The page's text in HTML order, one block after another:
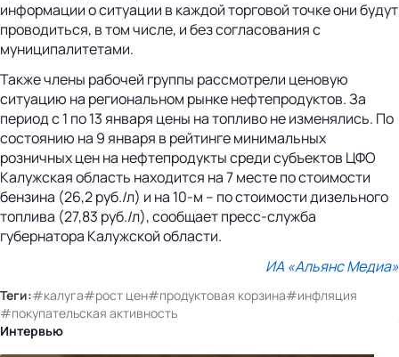
информации о ситуации в каждой торговой точке они будут
проводиться, в том числе, и без согласования с
муниципалитетами.
Также члены рабочей группы рассмотрели ценовую
ситуацию на региональном рынке нефтепродуктов. За
период с 1 по 13 января цены на топливо не изменялись. По
состоянию на 9 января в рейтинге минимальных
розничных цен на нефтепродукты среди субъектов ЦФО
Калужская область находится на 7 месте по стоимости
бензина (26,2 руб./л) и на 10-м – по стоимости дизельного
топлива (27,83 руб./л), сообщает пресс-служба
губернатора Калужской области.
ИА «Альянс Медиа»
Теги:#калуга#рост цен#продуктовая корзина#инфляция
#покупательская активность
Интервью